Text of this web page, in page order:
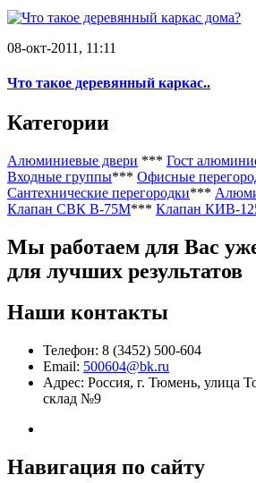
08-окт-2011, 11:11
Что такое деревянный каркас..
Категории
Алюминиевые двери *** Гост
Входные группы*** Офисные
Сантехнические перегородки***
Клапан СВК В-75М*** Клапан КИВ-
Мы работаем для Вас
для лучших результатов
Наши контакты
Телефон: 8 (3452) 500-604
Email: 500604@bk.ru
Адрес: Россия, г. Тюмень, улица
склад №9
Навигация по сайту